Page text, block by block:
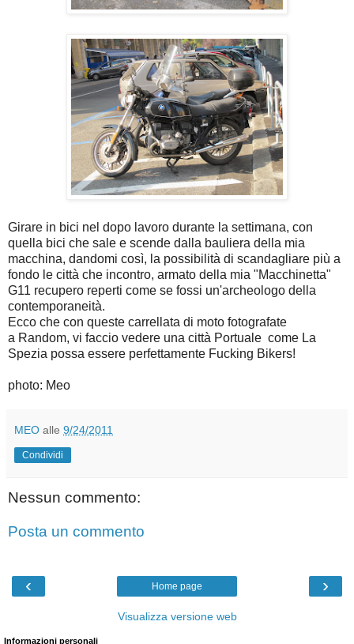
Girare in bici nel dopo lavoro durante la settimana, con
quella bici che sale e scende dalla bauliera della mia
macchina, dandomi così, la possibilità di scandagliare più a
fondo le città che incontro, armato della mia "Macchinetta"
G11 recupero reperti come se fossi un'archeologo della
contemporaneità.
Ecco che con queste carrellata di moto fotografate
a Random, vi faccio vedere una città Portuale come La
Spezia possa essere perfettamente Fucking Bikers!
photo: Meo
MEO alle 9/24/2011
Condividi
Nessun commento:
Posta un commento
‹ ›
Home page
Visualizza versione web
Informazioni personali